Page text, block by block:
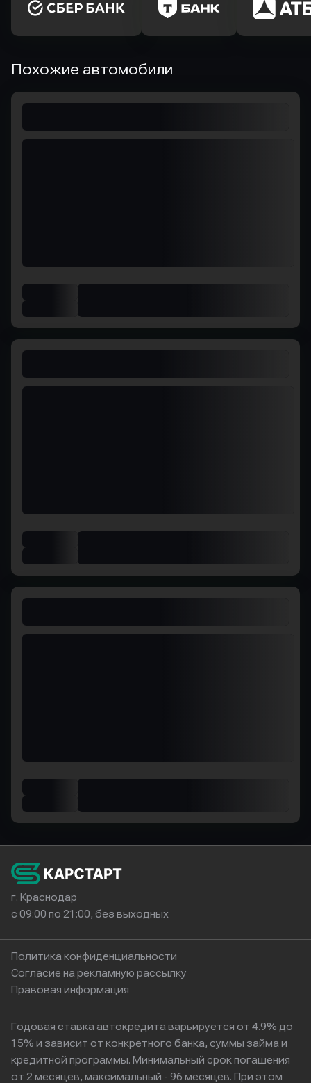
Похожие автомобили
г. Краснодар
с 09:00 по 21:00, без выходных
Политика конфиденциальности
Согласие на рекламную рассылку
Правовая информация
Годовая ставка автокредита варьируется от 4.9% до
15% и зависит от конкретного банка, суммы займа и
кредитной программы. Минимальный срок погашения
от 2 месяцев, максимальный - 96 месяцев. При этом